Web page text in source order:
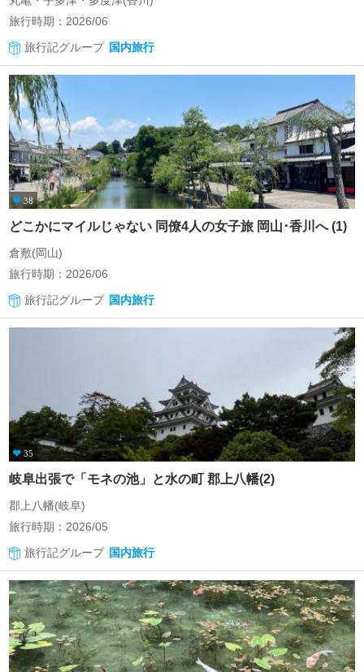
旅行時期：2026/06
旅行記グループ 国内旅行
38
どこかにマイルじゃない 同僚4人の女子旅 岡山･香川へ (1)
倉敷(岡山)
旅行時期：2026/06
旅行記グループ 国内旅行
35
岐阜出張で「モネの池」と水の町 郡上八幡(2)
郡上八幡(岐阜)
旅行時期：2026/05
旅行記グループ 国内旅行